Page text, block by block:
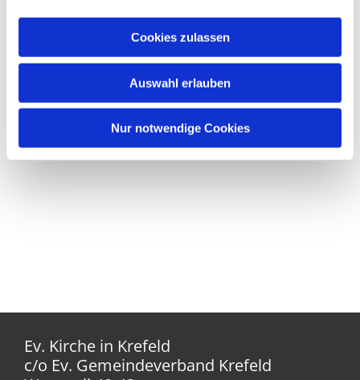
Cookies zulassen
Auswahl erlauben
Nur notwendige Cookies
Ev. Kirche in Krefeld
c/o Ev. Gemeindeverband Krefeld